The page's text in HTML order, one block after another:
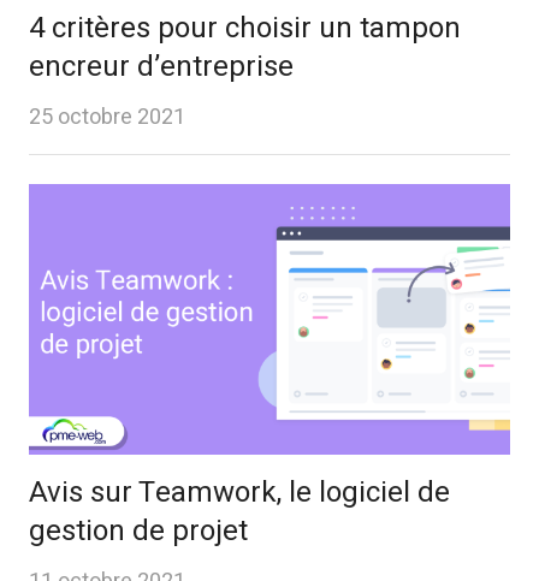
4 critères pour choisir un tampon
encreur d’entreprise
25 octobre 2021
Avis sur Teamwork, le logiciel de
gestion de projet